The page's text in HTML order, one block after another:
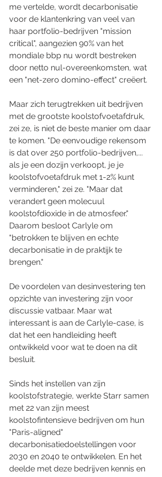
me vertelde, wordt decarbonisatie
voor de klantenkring van veel van
haar portfolio-bedrijven "mission
critical", aangezien 90% van het
mondiale bbp nu wordt bestreken
door netto nul-overeenkomsten, wat
een "net-zero domino-effect" creëert.
Maar zich terugtrekken uit bedrijven
met de grootste koolstofvoetafdruk,
zei ze, is niet de beste manier om daar
te komen. "De eenvoudige rekensom
is dat over 250 portfolio-bedrijven,...
als je een dozijn verkoopt, je je
koolstofvoetafdruk met 1-2% kunt
verminderen," zei ze. "Maar dat
verandert geen molecuul
koolstofdioxide in de atmosfeer."
Daarom besloot Carlyle om
"betrokken te blijven en echte
decarbonisatie in de praktijk te
brengen."
De voordelen van desinvestering ten
opzichte van investering zijn voor
discussie vatbaar. Maar wat
interessant is aan de Carlyle-case, is
dat het een handleiding heeft
ontwikkeld voor wat te doen na dit
besluit.
Sinds het instellen van zijn
koolstofstrategie, werkte Starr samen
met 22 van zijn meest
koolstofintensieve bedrijven om hun
"Paris-aligned"
decarbonisatiedoelstellingen voor
2030 en 2040 te ontwikkelen. En het
deelde met deze bedrijven kennis en